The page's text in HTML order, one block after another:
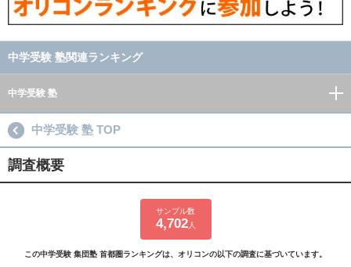
中学受験 塾関連ランキング
中学受験 塾
中学受験 塾 TOP
調査概要
サンプル数
4,702人
この中学受験 集団塾 首都圏ランキングは、オリコンの以下の調査に基づいています。